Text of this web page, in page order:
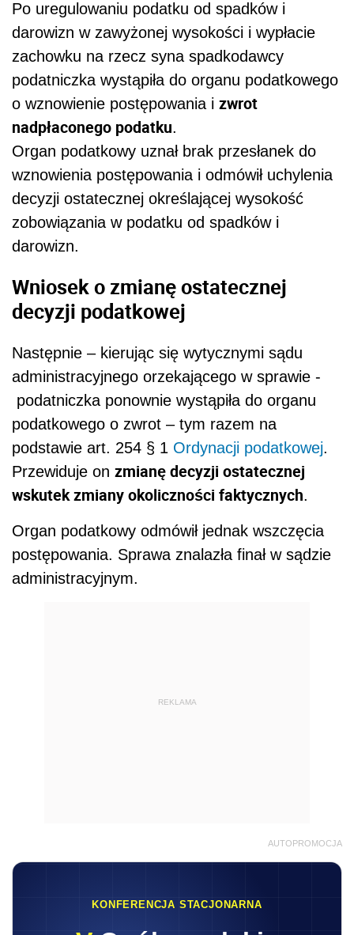
Po uregulowaniu podatku od spadków i
darowizn w zawyżonej wysokości i wypłacie
zachowku na rzecz syna spadkodawcy
podatniczka wystąpiła do organu podatkowego
o wznowienie postępowania i zwrot
nadpłaconego podatku.
Organ podatkowy uznał brak przesłanek do
wznowienia postępowania i odmówił uchylenia
decyzji ostatecznej określającej wysokość
zobowiązania w podatku od spadków i
darowizn.
Wniosek o zmianę ostatecznej
decyzji podatkowej
Następnie – kierując się wytycznymi sądu
administracyjnego orzekającego w sprawie -
podatniczka ponownie wystąpiła do organu
podatkowego o zwrot – tym razem na
podstawie art. 254 § 1 Ordynacji podatkowej.
Przewiduje on zmianę decyzji ostatecznej
wskutek zmiany okoliczności faktycznych.
Organ podatkowy odmówił jednak wszczęcia
postępowania. Sprawa znalazła finał w sądzie
administracyjnym.
REKLAMA
AUTOPROMOCJA
KONFERENCJA STACJONARNA